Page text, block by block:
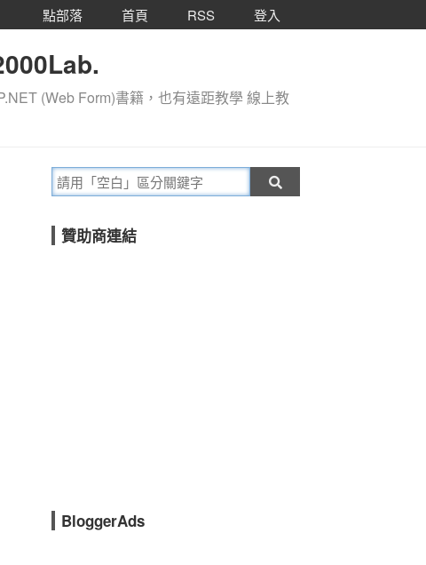
點部落 首頁 RSS 登入
(Web Form)書籍，也有遠距教學 線上教
贊助商連結
BloggerAds